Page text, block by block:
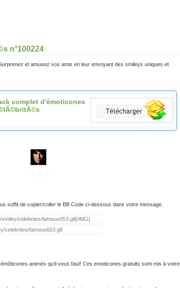
n°100224
et amusez vos amis en leur envoyant des smileys uniques et
complet d'émoticones
suffit de copier/coller le BB Code ci-dessous dans votre message.
animés qu'il vous faut! Ces emoticones gratuits sont mis à votre